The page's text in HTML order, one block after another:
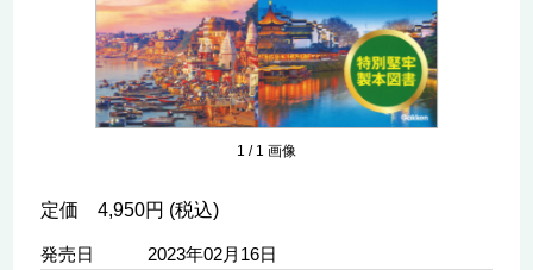
1 / 1 画像
定価 4,950円 (税込)
発売日
2023年02月16日